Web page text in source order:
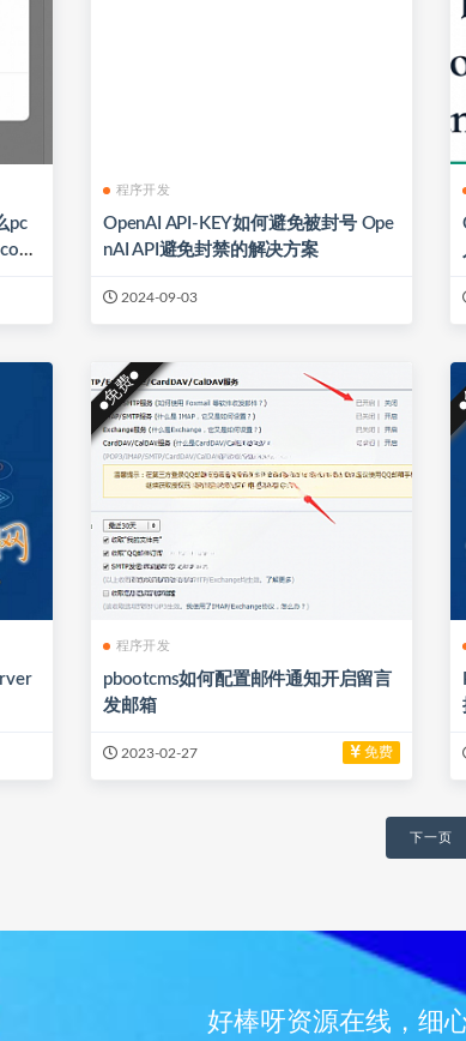
pc
程序开发
OpenAI API-KEY如何避免被封号 Ope
nAI API避免封禁的解决方案
2024-09-03
●免费●
程序开发
pbootcms如何配置邮件通知开启留言
发邮箱
2023-02-27 免费
下一页
好棒呀资源在线，细